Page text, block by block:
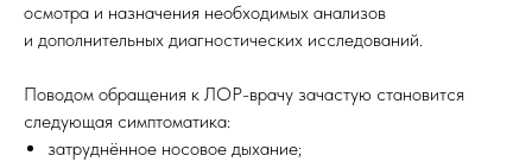
осмотра и назначения необходимых анализов
и дополнительных диагностических исследований.
Поводом обращения к ЛОР-врачу зачастую становится
следующая симптоматика:
затруднённое носовое дыхание;